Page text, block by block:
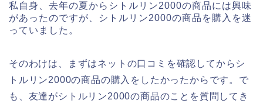
私自身、去年の夏からシトルリン2000の商品には興味
があったのですが、シトルリン2000の商品を購入を迷
っていました。
そのわけは、まずはネットの口コミを確認してからシ
トルリン2000の商品の購入をしたかったからです。で
も、友達がシトルリン2000の商品のことを質問してき